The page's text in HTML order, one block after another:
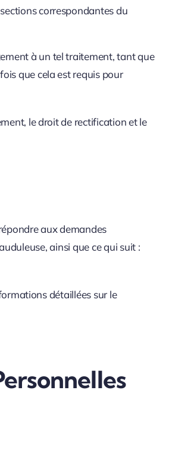
correspondantes du
à un tel traitement, tant que
que cela est requis pour
le droit de rectification et le
aux demandes
ainsi que ce qui suit :
détaillées sur le